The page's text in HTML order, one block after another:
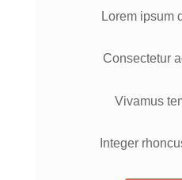
Lorem ipsum
Consectetur
Vivamus
Integer